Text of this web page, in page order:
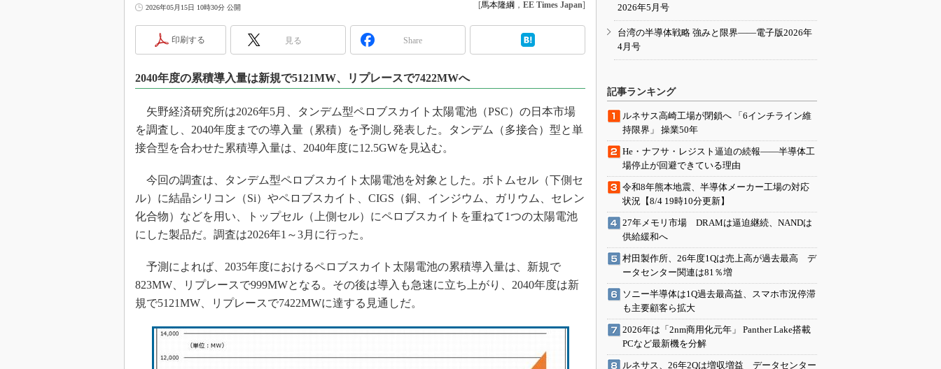
この10年で起こったこと、次の10年
で起こること
光伝送技術を知る
“異端児エンジニア”が仕掛けた社内
改革、執念の180日
イノベーションは日本を救うのか
IHSアナリスト「未来展望」
「英語に愛されないエンジニア」の
ための新行動論
2026年05月15日 10時30分 公開 [馬本隆綱 ， EE Times Japan]
印刷する 見る Share
2040年度の累積導入量は新規で5121MW、リプレースで7422MWへ
矢野経済研究所は2026年5月、タンデム型ペロブスカイト太陽電池（PSC）の日本市場
を調査し、2040年度までの導入量（累積）を予測し発表した。タンデム（多接合）型と単
接合型を合わせた累積導入量は、2040年度に12.5GWを見込む。
今回の調査は、タンデム型ペロブスカイト太陽電池を対象とした。ボトムセル（下側セ
ル）に結晶シリコン（Si）やペロブスカイト、CIGS（銅、インジウム、ガリウム、セレン
化合物）などを用い、トップセル（上側セル）にペロブスカイトを重ねて1つの太陽電池
にした製品だ。調査は2026年1～3月に行った。
予測によれば、2035年度におけるペロブスカイト太陽電池の累積導入量は、新規で
823MW、リプレースで999MWとなる。その後は導入も急速に立ち上がり、2040年度は新
規で5121MW、リプレースで7422MWに達する見通しだ。
2026年5月号
台湾の半導体戦略 強みと限界――電子版2026年
4月号
記事ランキング
ルネサス高崎工場が閉鎖へ 「6インチライン維
持限界」 操業50年
He・ナフサ・レジスト逼迫の続報――半導体工
場停止が回避できている理由
令和8年熊本地震、半導体メーカー工場の対応
状況【8/4 19時10分更新】
27年メモリ市場 DRAMは逼迫継続、NANDは
供給緩和へ
村田製作所、26年度1Qは売上高が過去最高 デ
ータセンター関連は81％増
ソニー半導体は1Q過去最高益、スマホ市況停滞
も主要顧客ら拡大
2026年は「2nm商用化元年」 Panther Lake搭載
PCなど最新機を分解
ルネサス、26年2Qは増収増益 データセンター